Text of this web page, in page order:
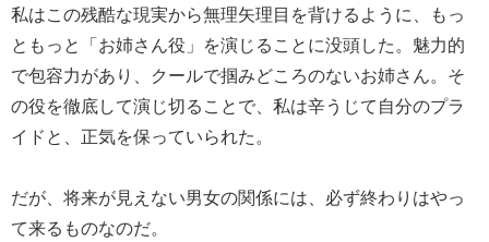
私はこの残酷な現実から無理矢理目を背けるように、もっ
ともっと「お姉さん役」を演じることに没頭した。魅力的
で包容力があり、クールで掴みどころのないお姉さん。そ
の役を徹底して演じ切ることで、私は辛うじて自分のプラ
イドと、正気を保っていられた。
だが、将来が見えない男女の関係には、必ず終わりはやっ
て来るものなのだ。